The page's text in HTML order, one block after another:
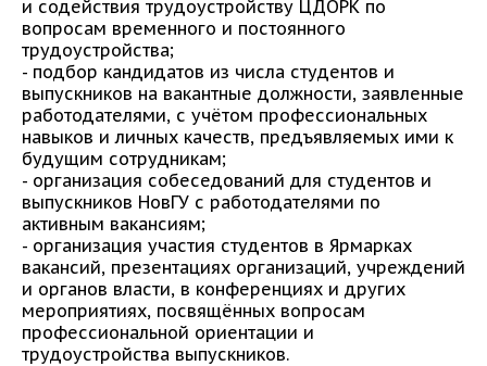
и содействия трудоустройству ЦДОРК по
вопросам временного и постоянного
трудоустройства;
- подбор кандидатов из числа студентов и
выпускников на вакантные должности, заявленные
работодателями, с учётом профессиональных
навыков и личных качеств, предъявляемых ими к
будущим сотрудникам;
- организация собеседований для студентов и
выпускников НовГУ с работодателями по
активным вакансиям;
- организация участия студентов в Ярмарках
вакансий, презентациях организаций, учреждений
и органов власти, в конференциях и других
мероприятиях, посвящённых вопросам
профессиональной ориентации и
трудоустройства выпускников.